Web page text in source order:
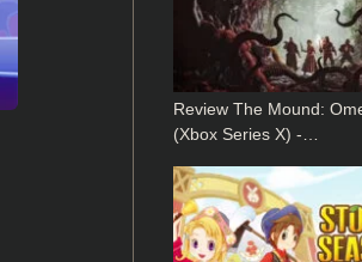
Review The Mound:
(Xbox Series X) -…